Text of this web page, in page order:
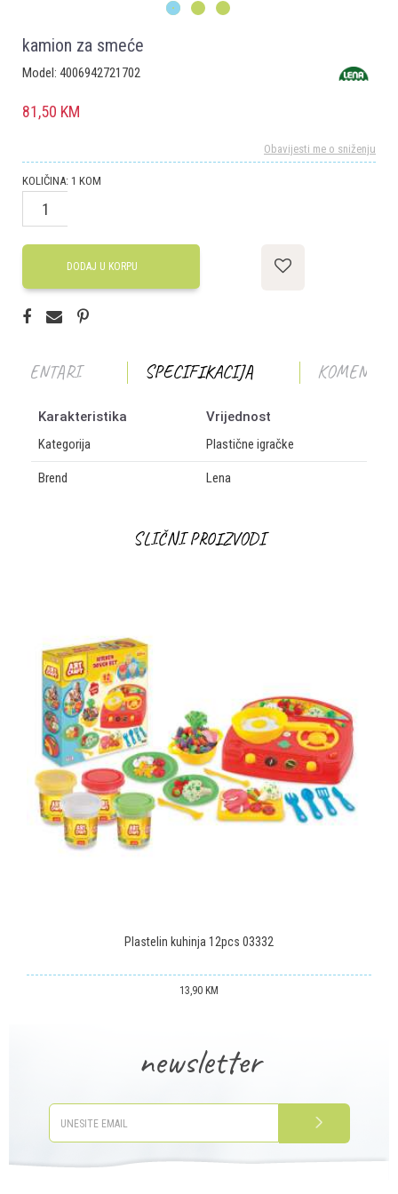
1
kamion za smeće
Model: 4006942721702
81,50 KM
Obavijesti me o sniženju
KOLIČINA: 1 KOM
DODAJ U KORPU
SPECIFIKACIJA
Karakteristika
Vrijednost
Kategorija
Plastične igračke
Brend Lena
Poruka
SLIČNI PROIZVODI
Plastelin kuhinja 12pcs 03332
13,90 KM
newsletter
PRIJAVITE SE